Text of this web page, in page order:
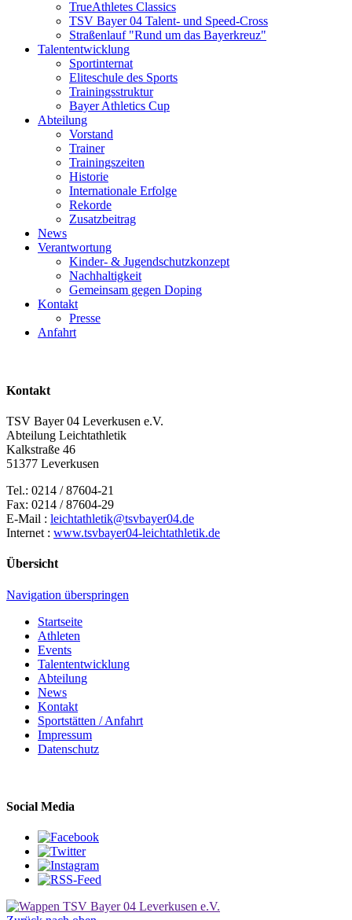
TrueAthletes Classics
TSV Bayer 04 Talent- und Speed-Cross
Straßenlauf "Rund um das Bayerkreuz"
Talententwicklung
Sportinternat
Eliteschule des Sports
Trainingsstruktur
Bayer Athletics Cup
Abteilung
Vorstand
Trainer
Trainingszeiten
Historie
Internationale Erfolge
Rekorde
Zusatzbeitrag
News
Verantwortung
Kinder- & Jugendschutzkonzept
Nachhaltigkeit
Gemeinsam gegen Doping
Kontakt
Presse
Anfahrt
Kontakt
TSV Bayer 04 Leverkusen e.V.
Abteilung Leichtathletik
Kalkstraße 46
51377 Leverkusen
Tel.: 0214 / 87604-21
Fax: 0214 / 87604-29
E-Mail : leichtathletik@tsvbayer04.de
Internet : www.tsvbayer04-leichtathletik.de
Übersicht
Navigation überspringen
Startseite
Athleten
Events
Talententwicklung
Abteilung
News
Kontakt
Sportstätten / Anfahrt
Impressum
Datenschutz
Social Media